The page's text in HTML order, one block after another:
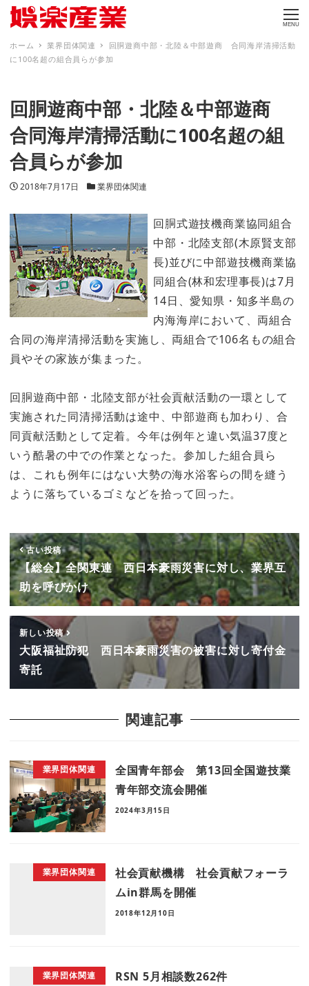
MENU
ホーム 業界団体関連
回胴遊商中部・北陸＆中部遊商 合同海岸清掃活動
に100名超の組合員らが参加
回胴遊商中部・北陸＆中部遊商
合同海岸清掃活動に100名超の組
合員らが参加
投稿日
2018年7月17日 カテゴリー
業界団体関連
回胴式遊技機商業協同組合
中部・北陸支部(木原賢支部
長)並びに中部遊技機商業協
同組合(林和宏理事長)は7月
14日、愛知県・知多半島の
内海海岸において、両組合
合同の海岸清掃活動を実施し、両組合で106名もの組合
員やその家族が集まった。
回胴遊商中部・北陸支部が社会貢献活動の一環として
実施された同清掃活動は途中、中部遊商も加わり、合
同貢献活動として定着。今年は例年と違い気温37度と
いう酷暑の中での作業となった。参加した組合員ら
は、これも例年にはない大勢の海水浴客らの間を縫う
ように落ちているゴミなどを拾って回った。
古い投稿
【総会】全関東連 西日本豪雨災害に対し、業界互
助を呼びかけ
新しい投稿
大阪福祉防犯 西日本豪雨災害の被害に対し寄付金
寄託
関連記事
業界団体関連
全国青年部会 第13回全国遊技業
青年部交流会開催
2024年3月15日
業界団体関連
社会貢献機構 社会貢献フォーラ
ムin群馬を開催
2018年12月10日
業界団体関連 RSN 5月相談数262件